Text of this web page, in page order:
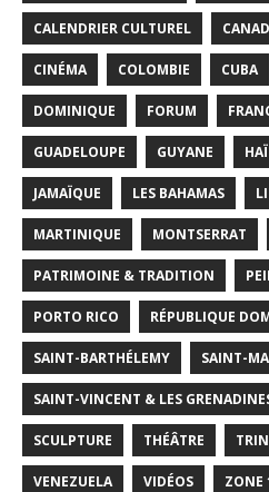
CALENDRIER CULTUREL
CINÉMA COLOMBIE CUBA
DOMINIQUE FORUM
GUADELOUPE GUYANE
JAMAÏQUE LES BAHAMAS
MARTINIQUE MONTSERRAT
PATRIMOINE & TRADITION
PORTO RICO RÉPUBLIQUE
SAINT-BARTHÉLEMY SAINT-
SAINT-VINCENT & LES
SCULPTURE THÉÂTRE
VENEZUELA VIDÉOS ZONE